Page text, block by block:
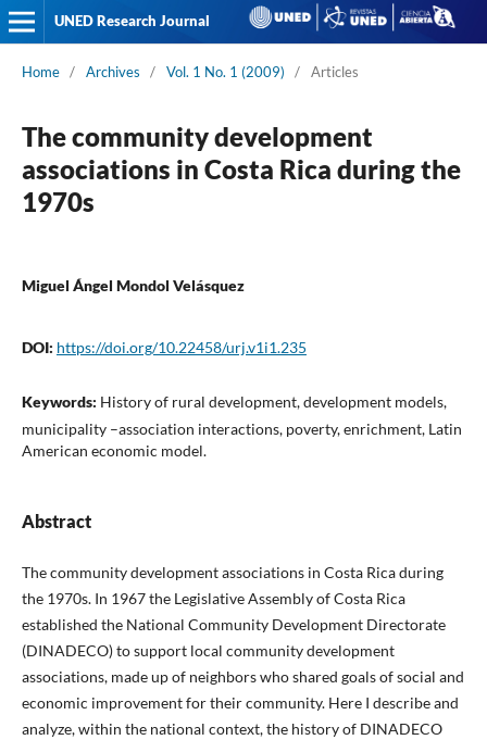
UNED Research Journal
Home / Archives / Vol. 1 No. 1 (2009) / Articles
The community development
associations in Costa Rica during the
1970s
Miguel Ángel Mondol Velásquez
DOI: https://doi.org/10.22458/urj.v1i1.235
Keywords: History of rural development, development models,
municipality –association interactions, poverty, enrichment, Latin
American economic model.
Abstract
The community development associations in Costa Rica during
the 1970s. In 1967 the Legislative Assembly of Costa Rica
established the National Community Development Directorate
(DINADECO) to support local community development
associations, made up of neighbors who shared goals of social and
economic improvement for their community. Here I describe and
analyze, within the national context, the history of DINADECO